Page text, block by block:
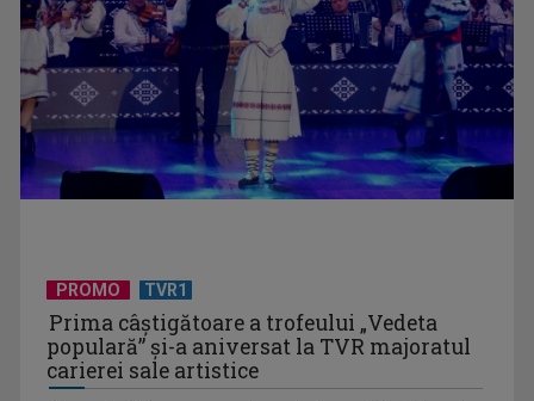
UNTOLD ONE, la Cluj-Napoca | VIDEO
PROMO TVR1
Prima câştigătoare a trofeului „Vedeta
populară” şi-a aniversat la TVR majoratul
carierei sale artistice